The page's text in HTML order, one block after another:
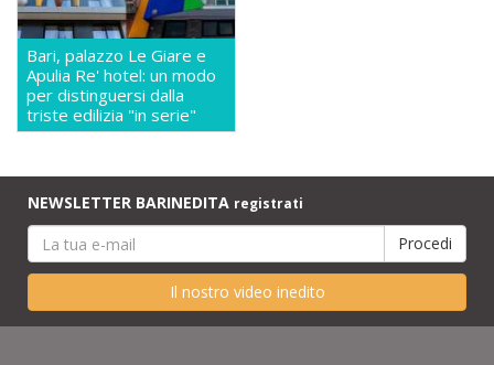
Bari, palazzo Le Giare e
Apulia Re' hotel: un modo
per distinguersi dalla
triste edilizia "in serie"
NEWSLETTER BARINEDITA registrati
Il nostro video inedito